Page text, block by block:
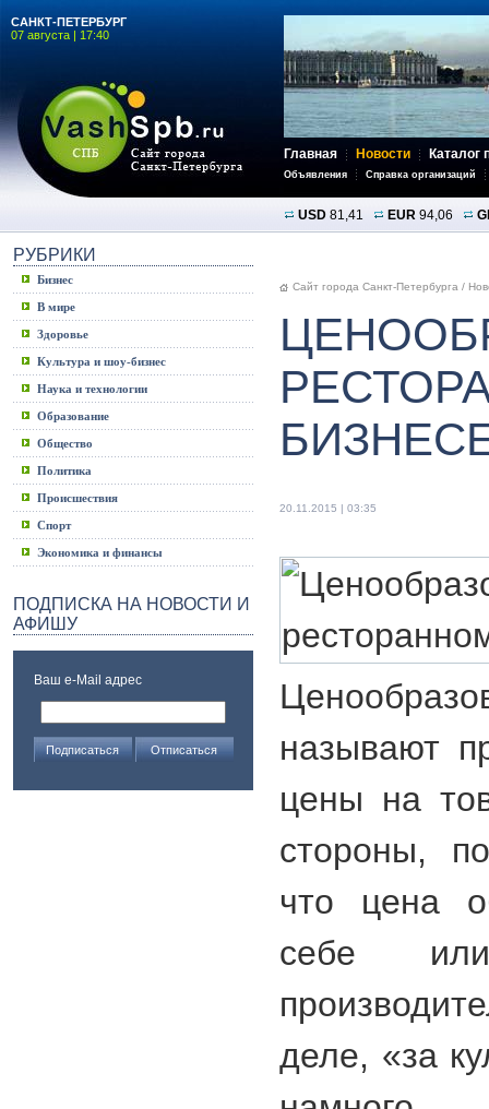
САНКТ-ПЕТЕРБУРГ
07 августа | 17:40
Главная Новости Каталог
Объявления Справка организаций
USD 81,41 EUR 94,06
РУБРИКИ
Бизнес
В мире
Здоровье
Культура и шоу-бизнес
Наука и технологии
Образование
Общество
Политика
Происшествия
Спорт
Экономика и финансы
ПОДПИСКА НА НОВОСТИ И
АФИШУ
Ваш e-Mail адрес
Сайт города Санкт-Петербурга /
20.11.2015 | 03:35
называют
цены на
стороны,
что цена
себе
деле, «за